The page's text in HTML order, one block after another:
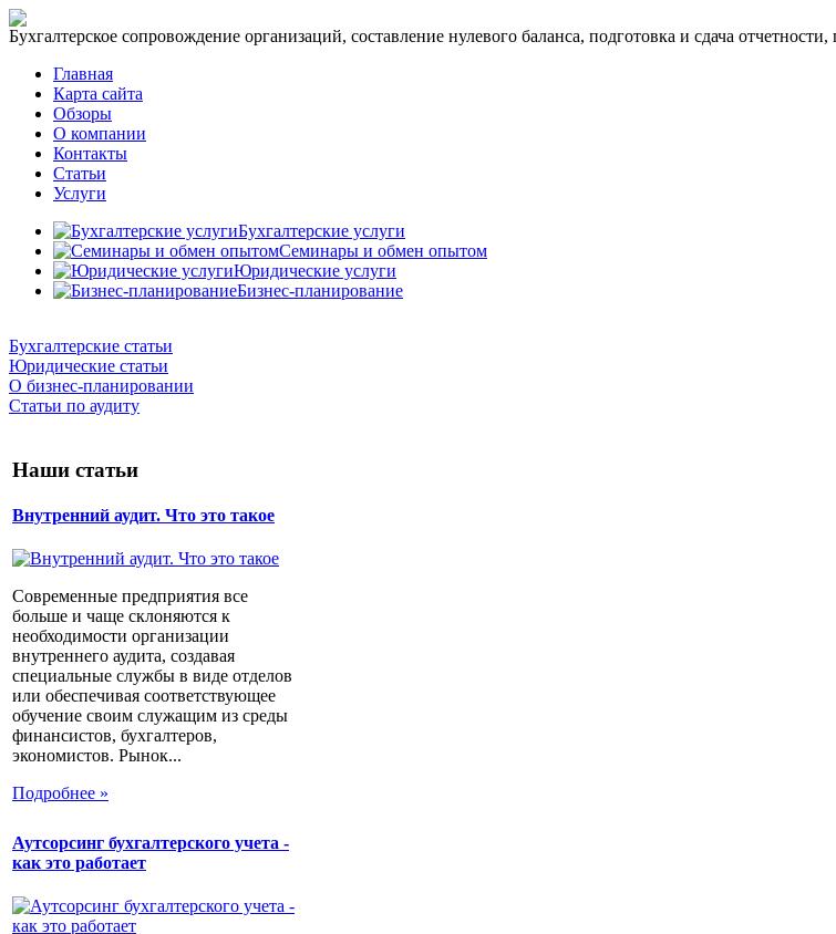
Бухгалтерское сопровождение организаций, составление нулевого баланса, подготовка и сдача отчетности,
Главная
Карта сайта
Обзоры
О компании
Контакты
Статьи
Услуги
Бухгалтерские услуги
Семинары и обмен опытом
Юридические услуги
Бизнес-планирование
Бухгалтерские статьи
Юридические статьи
О бизнес-планировании
Статьи по аудиту
Наши статьи
Внутренний аудит. Что это такое
Современные предприятия все
больше и чаще склоняются к
необходимости организации
внутреннего аудита, создавая
специальные службы в виде отделов
или обеспечивая соответствующее
обучение своим служащим из среды
финансистов, бухгалтеров,
экономистов. Рынок...
Подробнее »
Аутсорсинг бухгалтерского учета -
как это работает